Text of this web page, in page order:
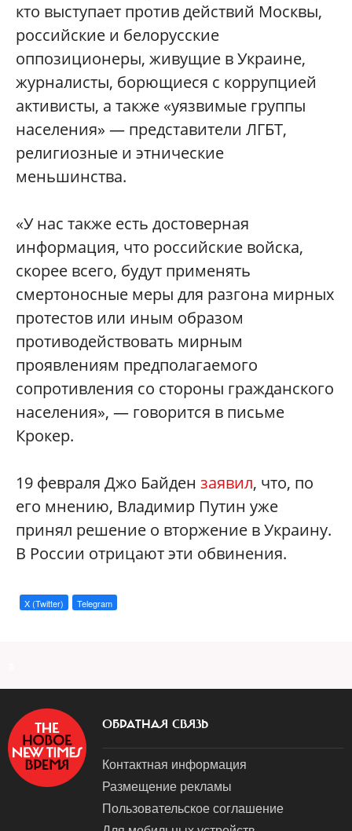
кто выступает против действий Москвы,
российские и белорусские
оппозиционеры, живущие в Украине,
журналисты, борющиеся с коррупцией
активисты, а также «уязвимые группы
населения» ― представители ЛГБТ,
религиозные и этнические
меньшинства.
«У нас также есть достоверная
информация, что российские войска,
скорее всего, будут применять
смертоносные меры для разгона мирных
протестов или иным образом
противодействовать мирным
проявлениям предполагаемого
сопротивления со стороны гражданского
населения», ― говорится в письме
Крокер.
19 февраля Джо Байден заявил, что, по
его мнению, Владимир Путин уже
принял решение о вторжение в Украину.
В России отрицают эти обвинения.
X (Twitter) Telegram
ОБРАТНАЯ СВЯЗЬ
Контактная информация
Размещение рекламы
Пользовательское соглашение